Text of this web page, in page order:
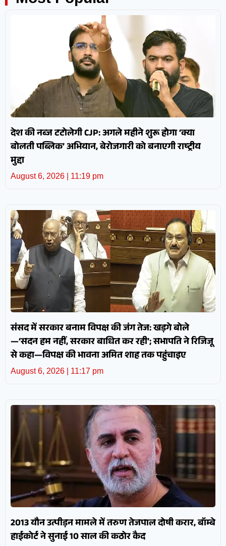
देश की नब्ज टटोलेगी CJP: अगले महीने शुरू होगा ‘क्या
बोलती पब्लिक’ अभियान, बेरोजगारी को बनाएगी राष्ट्रीय
मुद्दा
August 6, 2026 11:19 pm
संसद में सरकार बनाम विपक्ष की जंग तेज: खड़गे बोले
—‘सदन हम नहीं, सरकार बाधित कर रही’; सभापति ने रिजिजू
से कहा—विपक्ष की भावना अमित शाह तक पहुंचाइए
August 6, 2026 11:17 pm
2013 यौन उत्पीड़न मामले में तरुण तेजपाल दोषी करार, बॉम्बे
हाईकोर्ट ने सुनाई 10 साल की कठोर कैद